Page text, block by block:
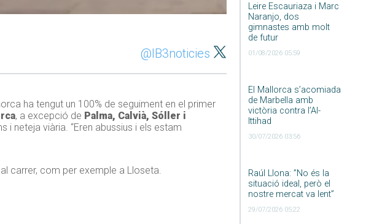
Leire Escauriaza i Marc
Naranjo, dos
gimnastes amb molt
de futur
01/08/2026 05:59
El Mallorca s’acomiada
de Marbella amb
victòria contra l’Al-
Ittihad
30/07/2026 03:56
Raúl Llona: ”No és la
situació ideal, però el
nostre mercat va lent”
29/07/2026 05:22
@IB3noticies
ha tengut un 100% de seguiment en el primer
, a excepció de Palma, Calvià, Sóller i
i neteja viària. “Eren abussius i els estam
carrer, com per exemple a Lloseta.